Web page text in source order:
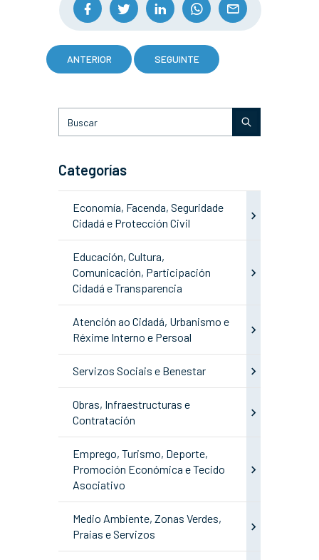
ANTERIOR SEGUINTE
Categorías
Economía, Facenda, Seguridade
Cidadá e Protección Civil
Educación, Cultura,
Comunicación, Participación
Cidadá e Transparencia
Atención ao Cidadá, Urbanismo e
Réxime Interno e Persoal
Servizos Sociais e Benestar
Obras, Infraestructuras e
Contratación
Emprego, Turismo, Deporte,
Promoción Económica e Tecido
Asociativo
Medio Ambiente, Zonas Verdes,
Praias e Servizos